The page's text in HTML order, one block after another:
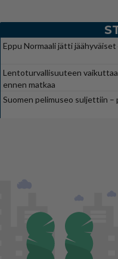
Eppu Normaali jätti
Lentoturvallisuuteen
ennen matkaa
Suomen pelimuseo suljettiin –